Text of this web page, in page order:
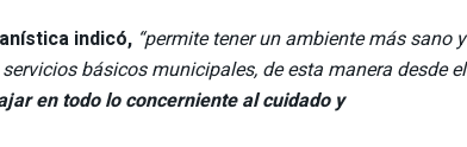
indicó, “permite tener un ambiente más sano y
básicos municipales, de esta manera desde el
en todo lo concerniente al cuidado y